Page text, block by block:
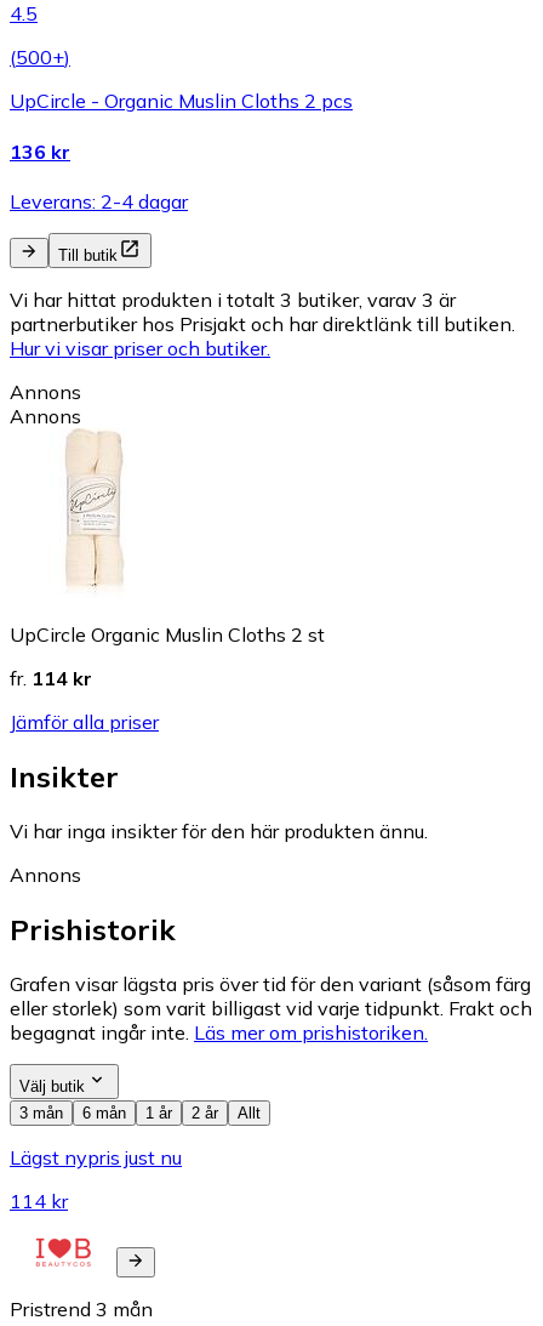
4.5
(500+)
UpCircle - Organic Muslin Cloths 2 pcs
136 kr
Leverans: 2-4 dagar
Till butik
Vi har hittat produkten i totalt 3 butiker, varav 3 är
partnerbutiker hos Prisjakt och har direktlänk till butiken.
Hur vi visar priser och butiker.
Annons
Annons
UpCircle Organic Muslin Cloths 2 st
fr. 114 kr
Jämför alla priser
Insikter
Vi har inga insikter för den här produkten ännu.
Annons
Prishistorik
Grafen visar lägsta pris över tid för den variant (såsom färg
eller storlek) som varit billigast vid varje tidpunkt. Frakt och
begagnat ingår inte. Läs mer om prishistoriken.
Välj butik
3 mån
6 mån 1 år 2 år Allt
Lägst nypris just nu
114 kr
Pristrend 3 mån